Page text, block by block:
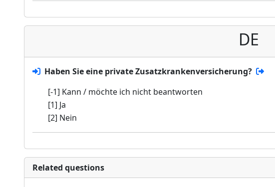
DE
Haben Sie eine private Zusatzkrankenversicherung?
[-1] Kann / möchte ich nicht beantworten
[1] Ja
[2] Nein
Related questions